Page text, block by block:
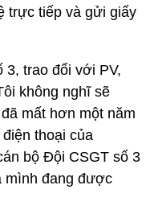
trực tiếp và gửi giấy
3, trao đổi với PV,
không nghĩ sẽ
mất hơn một năm
thoại của
bộ Đội CSGT số 3
mình đang được